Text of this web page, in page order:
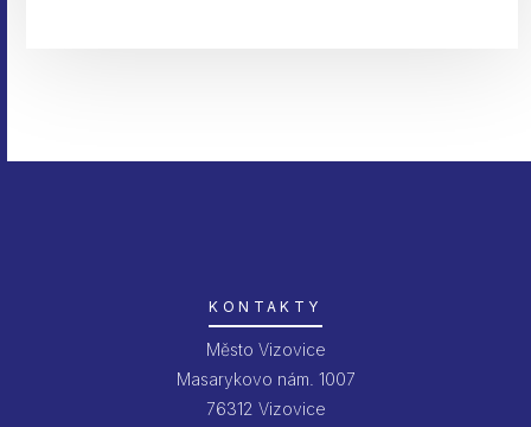
KONTAKTY
Město Vizovice
Masarykovo nám. 1007
76312 Vizovice